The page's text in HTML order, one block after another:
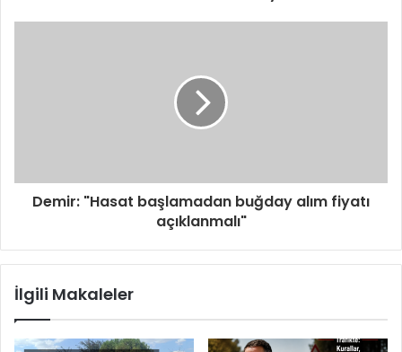
Demir: "Hasat başlamadan buğday alım fiyatı
açıklanmalı"
İlgili Makaleler